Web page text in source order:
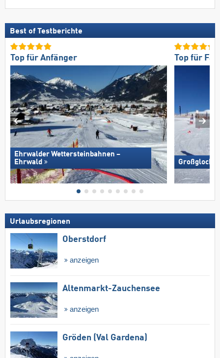
Best of Testberichte
Top für Anfänger
Ehrwalder Wettersteinbahnen –
Ehrwald
Top für
Urlaubsregionen
Oberstdorf
anzeigen
Altenmarkt-Zauchensee
anzeigen
Gröden (Val Gardena)